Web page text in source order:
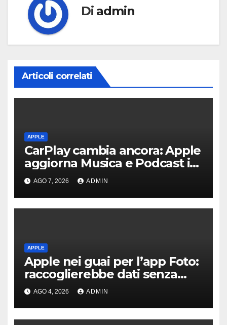
Di admin
Articoli correlati
APPLE
CarPlay cambia ancora: Apple
aggiorna Musica e Podcast in
auto
AGO 7, 2026 ADMIN
APPLE
Apple nei guai per l’app Foto:
raccoglierebbe dati senza
consenso
AGO 4, 2026 ADMIN